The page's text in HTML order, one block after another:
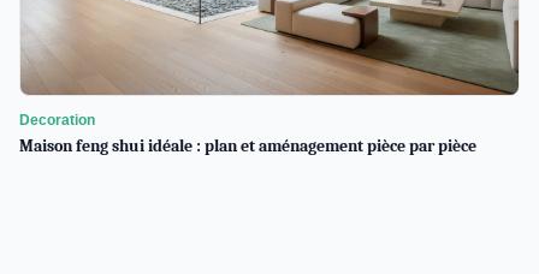
Decoration
Maison feng shui idéale : plan et aménagement pièce par pièce